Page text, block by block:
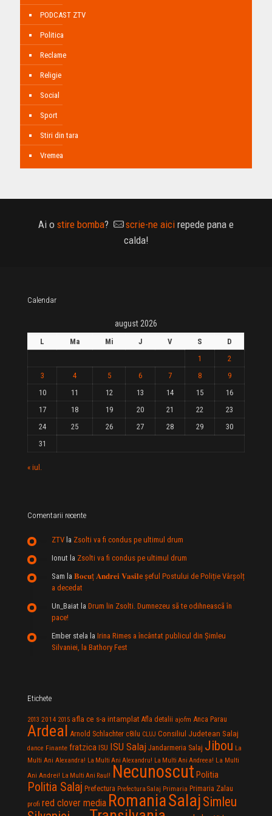
PODCAST ZTV
Politica
Reclame
Religie
Social
Sport
Stiri din tara
Vremea
Ai o stire bomba? scrie-ne aici repede pana e
calda!
Calendar
august 2026
L Ma Mi J V S
D
1
2
3
4 5 6 7 8
9
10
11 12 13 14 15
16
17
18 19 20 21 22
23
24
25 26 27 28 29
30
31
« iul.
Comentarii recente
ZTV la Zsolti va fi condus pe ultimul drum
Ionut la Zsolti va fi condus pe ultimul drum
Sam la 𝐁𝐨𝐜𝐮ț 𝐀𝐧𝐝𝐫𝐞𝐢 𝐕𝐚𝐬𝐢𝐥e şeful Postului de Poliție Vârșolț
a decedat
Un_Baiat la Drum lin Zsolti. Dumnezeu sã te odihneascã în
pace!
Ember stela la Irina Rimes a încântat publicul din Şimleu
Silvaniei, la Bathory Fest
Etichete
2013 2014 2015 afla ce s-a intamplat Afla detalii ajofm Anca Parau
Ardeal Arnold Schlachter c8ilu CLUJ Consiliul Judetean Salaj
dance Finante fratzica ISU ISU Salaj Jandarmeria Salaj Jibou La
Multi Ani Alexandra! La Multi Ani Alexandru! La Multi Ani Andreea! La Multi
Ani Andrei! La Multi Ani Raul! Necunoscut Politia
Politia Salaj Prefectura Prefectura Salaj Primaria Primaria Zalau
profi red clover media RomaniaSalaj Simleu